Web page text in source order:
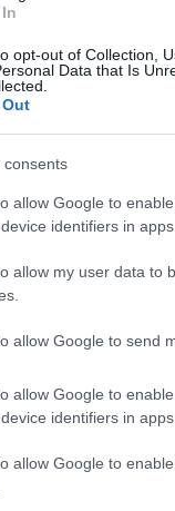
opt-out of Collection,
Data that Is
consents
allow Google to
identifiers in apps.
allow my user data to
allow Google to send
allow Google to
identifiers in apps.
allow Google to
a Sztárbox
"Teljesen